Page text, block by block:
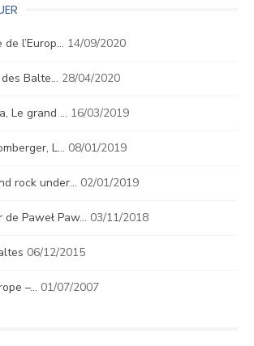
l’Europ… 14/09/2020
des Balte… 28/04/2020
Le grand … 16/03/2019
L… 08/01/2019
rock under… 02/01/2019
de Paweł Paw… 03/11/2018
06/12/2015
–… 01/07/2007